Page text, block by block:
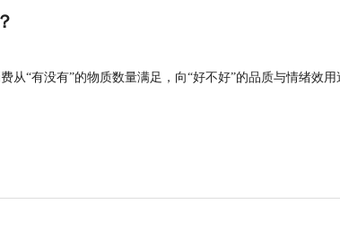
“有没有”的物质数量满足，向“好不好”的品质与情绪效用